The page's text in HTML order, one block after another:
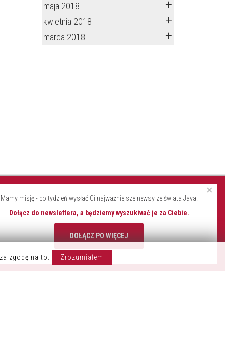
maja 2018
kwietnia 2018
marca 2018
W KONTAKCIE
zgodę na to. Zrozumiałem
×
Mamy misję - co tydzień wysłać Ci najważniejsze newsy ze świata Java.
Dołącz do newslettera, a będziemy wyszukiwać je za Ciebie.
DOŁĄCZ PO WIĘCEJ